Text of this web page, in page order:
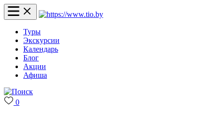
Туры
Экскурсии
Календарь
Блог
Акции
Афиша
0